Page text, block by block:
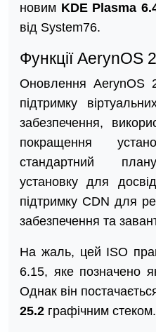
новим KDE Plasma
від System76.
Функції AerynOS
Оновлення AerynOS
підтримку
забезпечення,
покращення
стандартний
установку для
підтримку CDN для
забезпечення та
На жаль, цей ISO
6.15, яке позначено
Однак він
25.2 графічним стеком.